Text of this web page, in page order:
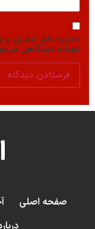
ذخیره نام، ایمیل و
دوباره دیدگاهی
صفحه اصلی